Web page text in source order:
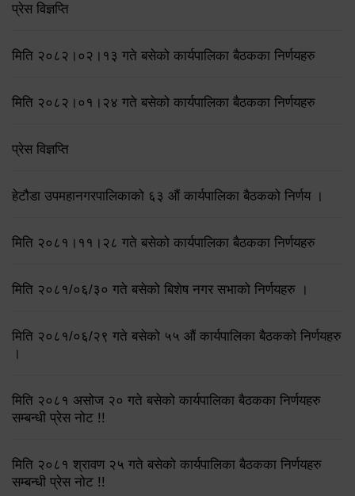
प्रेस विज्ञप्ति
मिति २०८२।०२।१३ गते बसेको कार्यपालिका बैठकका निर्णयहरु
मिति २०८२।०१।२४ गते बसेको कार्यपालिका बैठकका निर्णयहरु
प्रेस विज्ञप्ति
हेटौडा उपमहानगरपालिकाको ६३ औं कार्यपालिका बैठकको निर्णय ।
मिति २०८१।११।२८ गते बसेको कार्यपालिका बैठकका निर्णयहरु
मिति २०८१/०६/३० गते बसेको बिशेष नगर सभाको निर्णयहरु ।
मिति २०८१/०६/२९ गते बसेको ५५ औं कार्यपालिका बैठकको निर्णयहरु
।
मिति २०८१ असोज २० गते बसेको कार्यपालिका बैठकका निर्णयहरु
सम्बन्धी प्रेस नोट !!
मिति २०८१ श्रावण २५ गते बसेको कार्यपालिका बैठकका निर्णयहरु
सम्बन्धी प्रेस नोट !!